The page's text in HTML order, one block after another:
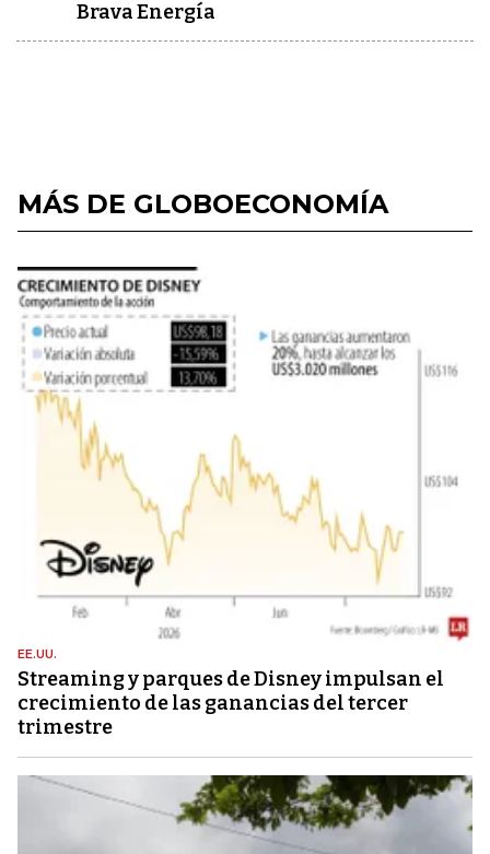
Brava Energía
MÁS DE GLOBOECONOMÍA
EE.UU.
Streaming y parques de Disney impulsan el
crecimiento de las ganancias del tercer
trimestre